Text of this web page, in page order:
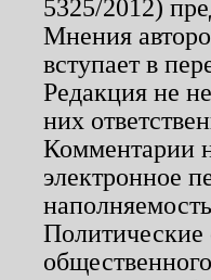
5325/2012)
Мнения
вступает в
Редакция не
них
Комментарии
электронное
Политические